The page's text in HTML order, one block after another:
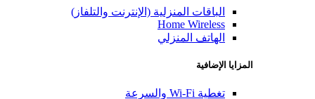
الباقات المنزلية (الإنترنت والتلفاز)
Home Wireless
الهاتف المنزلي
المزايا الإضافية